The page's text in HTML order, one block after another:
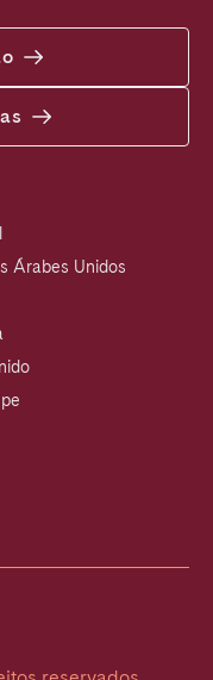
Árabes Unidos